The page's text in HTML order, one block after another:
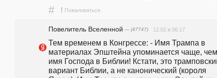
# ! Пожаловаться
Повелитель Вселенной — (47747) 12.02 в 06:17
Тем временем в Конгрессе: - Имя Трампа в
материалах Эпштейна упоминается чаще, чем
имя Господа в Библии! Кстати, это
вариант Библии, а не канонический (короля